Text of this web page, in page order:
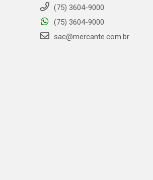
(75) 3604-9000
(75) 3604-9000
sac@mercante.com.br